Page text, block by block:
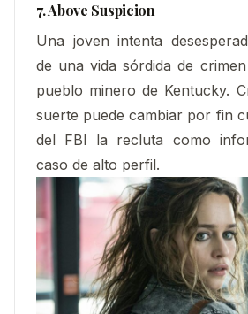
7. Above Suspicion
Una joven intenta
de una vida sórdida de
pueblo minero de Kentucky.
suerte puede cambiar por fin
del FBI la recluta como
caso de alto perfil.